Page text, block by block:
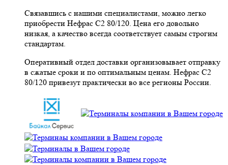
Связавшись с нашими специалистами, можно легко
приобрести Нефрас С2 80/120. Цена его довольно
низкая, а качество всегда соответствует самым строгим
стандартам.
Оперативный отдел доставки организовывает отправку
в сжатые сроки и по оптимальным ценам. Нефрас С2
80/120 привезут практически во все регионы России.